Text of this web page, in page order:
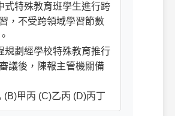
式特殊教育班學生進行跨
，不受跨領域學習節數
規劃經學校特殊教育推行
議後，陳報主管機關備
(B)甲丙 (C)乙丙 (D)丙丁